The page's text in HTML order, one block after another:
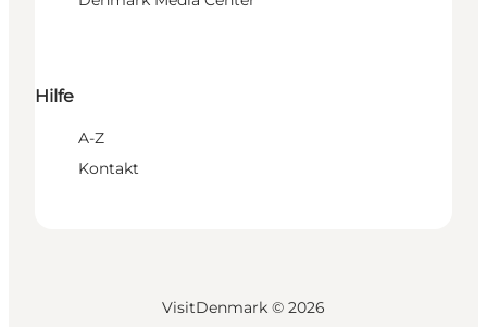
Hilfe
A-Z
Kontakt
VisitDenmark © 2026